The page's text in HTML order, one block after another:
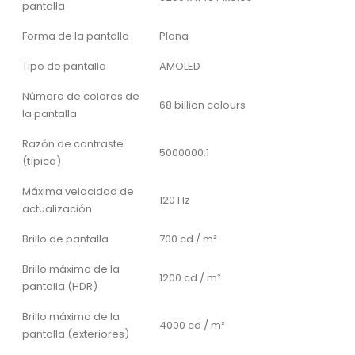
pantalla
Forma de la pantalla
Plana
Tipo de pantalla
AMOLED
Número de colores de
la pantalla
68 billion colours
Razón de contraste
(típica)
5000000:1
Máxima velocidad de
actualización
120 Hz
Brillo de pantalla
700 cd / m²
Brillo máximo de la
pantalla (HDR)
1200 cd / m²
Brillo máximo de la
pantalla (exteriores)
4000 cd / m²